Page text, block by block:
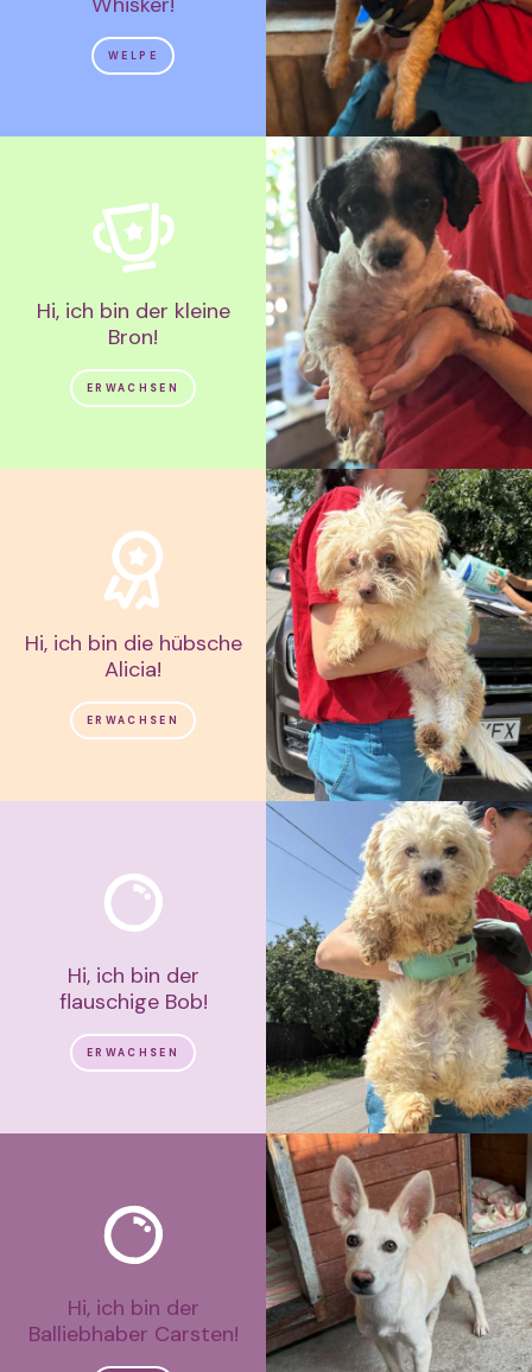
WELPE
Hi, ich bin der kleine
Bron!
ERWACHSEN
Hi, ich bin die hübsche
Alicia!
ERWACHSEN
Hi, ich bin der
flauschige Bob!
ERWACHSEN
Hi, ich bin der
Balliebhaber Carsten!